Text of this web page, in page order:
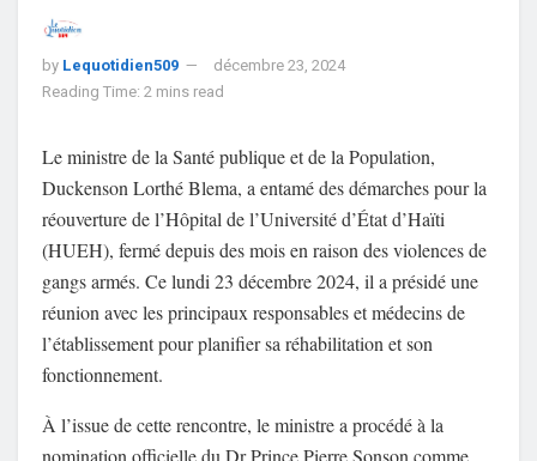
by Lequotidien509
décembre 23, 2024
Reading Time: 2 mins read
Le ministre de la Santé publique et de la Population,
Duckenson Lorthé Blema, a entamé des démarches pour la
réouverture de l’Hôpital de l’Université d’État d’Haïti
(HUEH), fermé depuis des mois en raison des violences de
gangs armés. Ce lundi 23 décembre 2024, il a présidé une
réunion avec les principaux responsables et médecins de
l’établissement pour planifier sa réhabilitation et son
fonctionnement.
À l’issue de cette rencontre, le ministre a procédé à la
nomination officielle du Dr Prince Pierre Sonson comme